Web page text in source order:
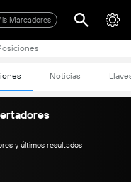
Marcadores
Noticias
y últimos resultados